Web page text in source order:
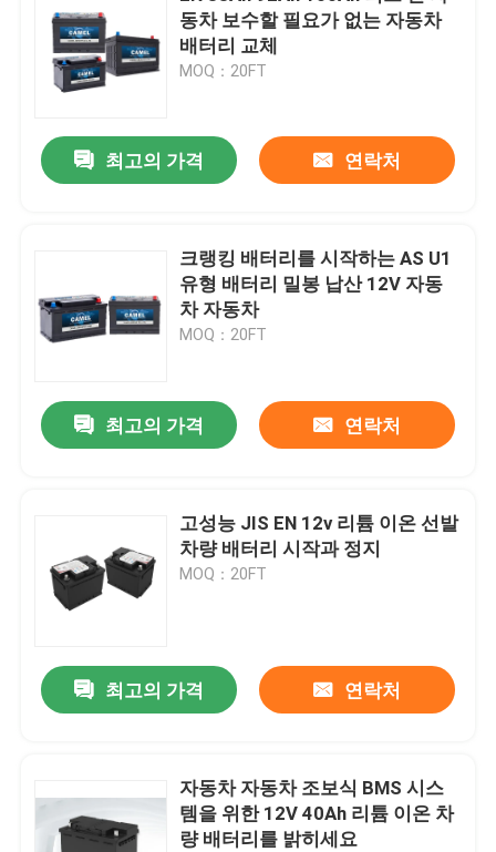
동차 보수할 필요가 없는 자동차
배터리 교체
MOQ：20FT
최고의 가격 연락처
크랭킹 배터리를 시작하는 AS U1
유형 배터리 밀봉 납산 12V 자동
차 자동차
MOQ：20FT
최고의 가격 연락처
고성능 JIS EN 12v 리튬 이온 선발
차량 배터리 시작과 정지
MOQ：20FT
최고의 가격 연락처
자동차 자동차 조보식 BMS 시스
템을 위한 12V 40Ah 리튬 이온 차
량 배터리를 밝히세요